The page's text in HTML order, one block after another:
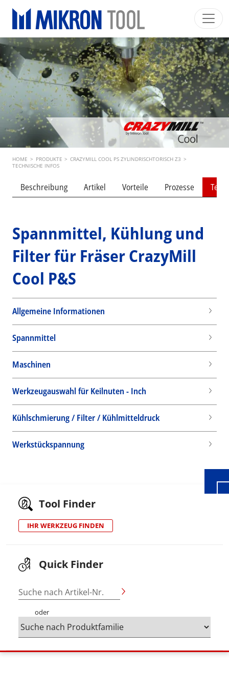
Mikron Group Automation Machining Tool
Deutsch Mein Konto Download
Main navigation
INDUSTRIESEGMENTE
PRODUKTE
DIENSTLEISTUNGEN
EXPERTISE
INSIDE MIKRON TOOL
Breadcrumb
HOME > PRODUKTE > CRAZYMILL COOL PS ZYLINDRISCHTORISCH Z3 >
TECHNISCHE INFOS
Beschreibung Artikel Vorteile Prozesse
Spannmittel, Kühlung und
Filter für Fräser CrazyMill
Cool P&S
Allgemeine Informationen
Spannmittel
Maschinen
Werkzeugauswahl für Keilnuten - Inch
Kühlschmierung / Filter / Kühlmitteldruck
Werkstückspannung
Tool Finder
IHR WERKZEUG FINDEN
Quick Finder
Suche nach Artikel-Nr.
oder